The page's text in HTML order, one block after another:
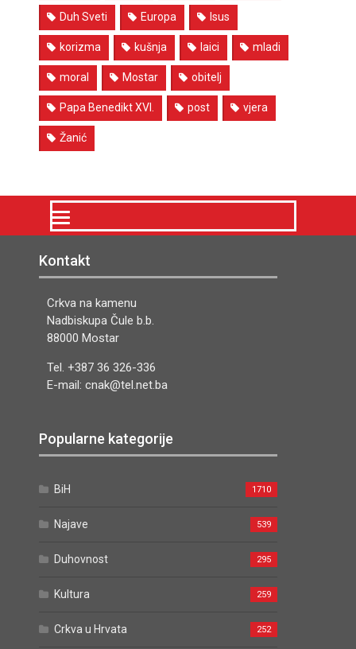
Duh Sveti Europa Isus
korizma kušnja laici mladi
moral Mostar obitelj
Papa Benedikt XVI. post vjera
Žanić
Kontakt
Crkva na kamenu
Nadbiskupa Čule b.b.
88000 Mostar
Tel. +387 36 326-336
E-mail: cnak@tel.net.ba
Popularne kategorije
BiH 1710
Najave 539
Duhovnost 295
Kultura 259
Crkva u Hrvata 252